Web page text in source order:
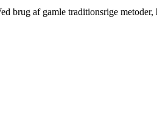
brug af gamle traditionsrige